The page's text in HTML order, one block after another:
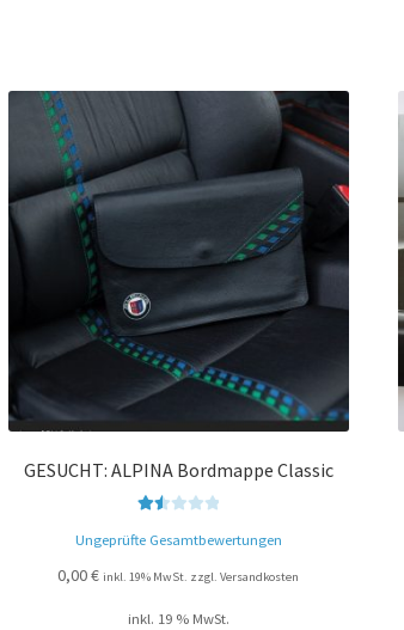
GESUCHT: ALPINA Bordmappe Classic
wer
tet
1.5
Ungeprüfte Gesamtbewertungen
0,00€ inkl. 19% MwSt. zzgl. Versandkosten
inkl. 19 % MwSt.